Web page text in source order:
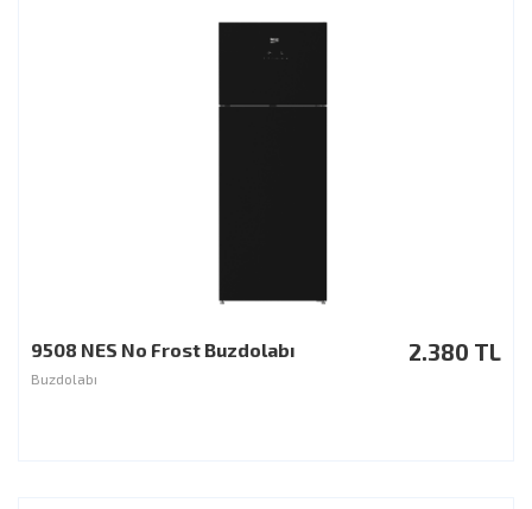
9508 NES No Frost Buzdolabı
Buzdolabı
2.380 TL